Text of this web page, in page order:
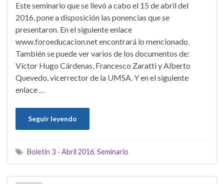
Este seminario que se llevó a cabo el 15 de abril del
2016, pone a disposición las ponencias que se
presentaron. En el siguiente enlace
www.foroeducacion.net encontrará lo mencionado.
También se puede ver varios de los documentos de:
Víctor Hugo Cárdenas, Francesco Zaratti y Alberto
Quevedo, vicerrector de la UMSA. Y en el siguiente
enlace …
Seguir leyendo
Boletín 3 - Abril 2016, Seminario